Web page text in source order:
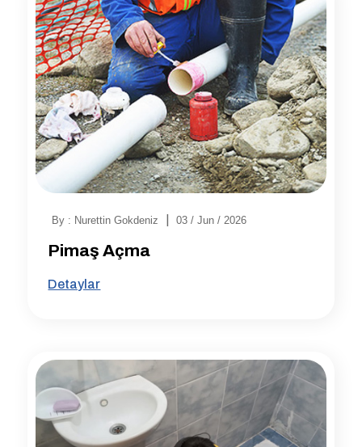
By : Nurettin Gokdeniz 03 / Jun / 2026
Pimaş Açma
Detaylar